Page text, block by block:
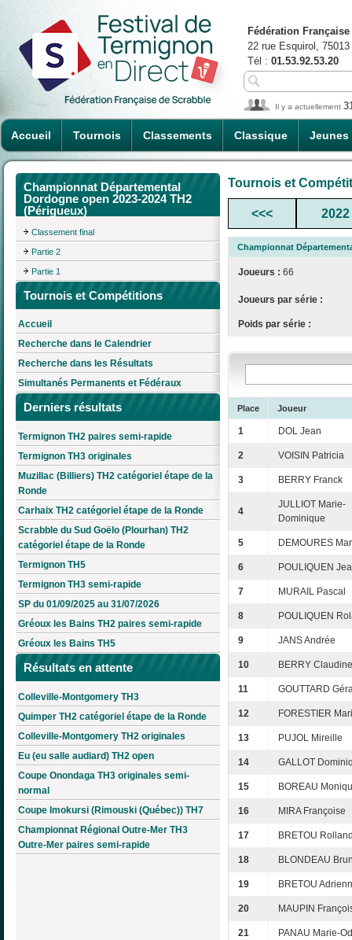
Accueil Tournois Classements Classique Jeunes
Fédération
22 rue Esquirol,
Tél : 01.53.92.53.20
Il y a actuellement
Championnat Départemental
Dordogne open 2023-2024 TH2
(Périgueux)
Classement final
Partie 2
Partie 1
Tournois et Compétitions
Accueil
Recherche dans le Calendrier
Recherche dans les Résultats
Simultanés Permanents et Fédéraux
Derniers résultats
Termignon TH2 paires semi-rapide
Termignon TH3 originales
Muzillac (Billiers) TH2 catégoriel étape de la
Ronde
Carhaix TH2 catégoriel étape de la Ronde
Scrabble du Sud Goëlo (Plourhan) TH2
catégoriel étape de la Ronde
Termignon TH5
Termignon TH3 semi-rapide
SP du 01/09/2025 au 31/07/2026
Gréoux les Bains TH2 paires semi-rapide
Gréoux les Bains TH5
Résultats en attente
Colleville-Montgomery TH3
Quimper TH2 catégoriel étape de la Ronde
Colleville-Montgomery TH2 originales
Eu (eu salle audiard) TH2 open
Coupe Onondaga TH3 originales semi-
normal
Coupe Imokursi (Rimouski (Québec)) TH7
Championnat Régional Outre-Mer TH3
Outre-Mer paires semi-rapide
Tournois et
<<< 2022
Championnat
Joueurs : 66
Joueurs par série :
Poids par série :
Place Joueur
1 DOL Jean
2 VOISIN Patricia
3 BERRY Franck
4
JULLIOT Marie-
Dominique
5 DEMOURES
6 POULIQUEN
7 MURAIL Pascal
8 POULIQUEN
9 JANS Andrée
10 BERRY Claudine
11 GOUTTARD
12 FORESTIER
13 PUJOL Mireille
14 GALLOT
15 BOREAU
16 MIRA Françoise
17 BRETOU
18 BLONDEAU
19 BRETOU
20 MAUPIN
21 PANAU Marie-